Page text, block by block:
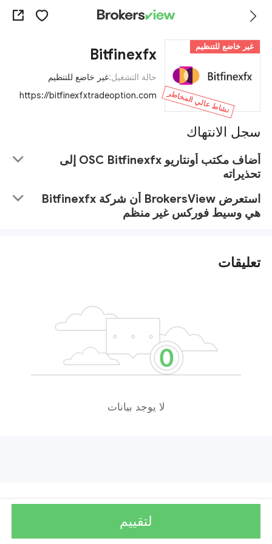
غير خاضع للتنظيم
نشاط عالي المخاطر
Bitfinexfx
حالة التشغيل:غير خاضع للتنظيم
https://bitfinexfxtradeoption.com
سجل الانتهاك
أضاف مكتب أونتاريو OSC Bitfinexfx إلى
تحذيراته
استعرض BrokersView أن شركة Bitfinexfx
هي وسيط فوركس غير منظم
تعليقات
لا يوجد بيانات
لتقييم